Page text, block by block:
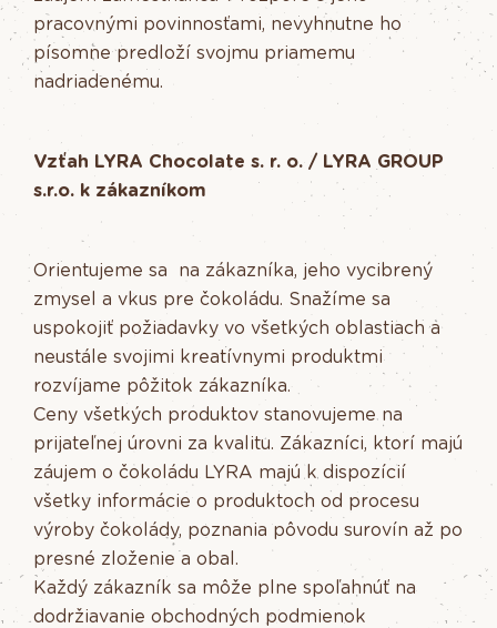
pracovnými povinnosťami, nevyhnutne ho
písomne predloží svojmu priamemu
nadriadenému.
Vzťah LYRA Chocolate s. r. o. / LYRA GROUP
s.r.o. k zákazníkom
Orientujeme sa na zákazníka, jeho vycibrený
zmysel a vkus pre čokoládu. Snažíme sa
uspokojiť požiadavky vo všetkých oblastiach a
neustále svojimi kreatívnymi produktmi
rozvíjame pôžitok zákazníka.
Ceny všetkých produktov stanovujeme na
prijateľnej úrovni za kvalitu. Zákazníci, ktorí majú
záujem o čokoládu LYRA majú k dispozícií
všetky informácie o produktoch od procesu
výroby čokolády, poznania pôvodu surovín až po
presné zloženie a obal.
Každý zákazník sa môže plne spoľahnúť na
dodržiavanie obchodných podmienok